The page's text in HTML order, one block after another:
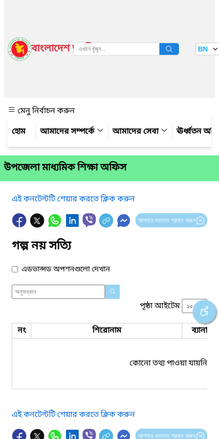
বাংলাদেশ জাতীয় তথ্য বাতায়ন BN
মেনু নির্বাচন করুন
আমাদের সম্পর্কে
আমাদের সেবা ঊর্ধ্বতন
উপজেলা মাধ্যমিক শিক্ষা অফিস
এই কনটেন্টটি শেয়ার করতে ক্লিক করুন
আপনার মতামত প্রদান করুন
গল্প নয় সত্যি
এডভান্সড অপশনগুলো দেখান
পৃষ্ঠা আইটেম
নং শিরোনাম ব্যানার
কোনো তথ্য পাওয়া যায়নি।
এই কনটেন্টটি শেয়ার করতে ক্লিক করুন
আপনার মতামত প্রদান করুন